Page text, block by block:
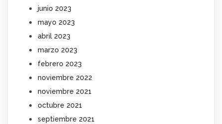
junio 2023
mayo 2023
abril 2023
marzo 2023
febrero 2023
noviembre 2022
noviembre 2021
octubre 2021
septiembre 2021